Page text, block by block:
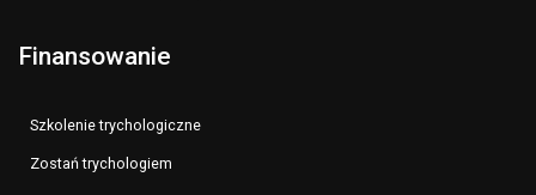
Finansowanie
Szkolenie trychologiczne
Zostań trychologiem